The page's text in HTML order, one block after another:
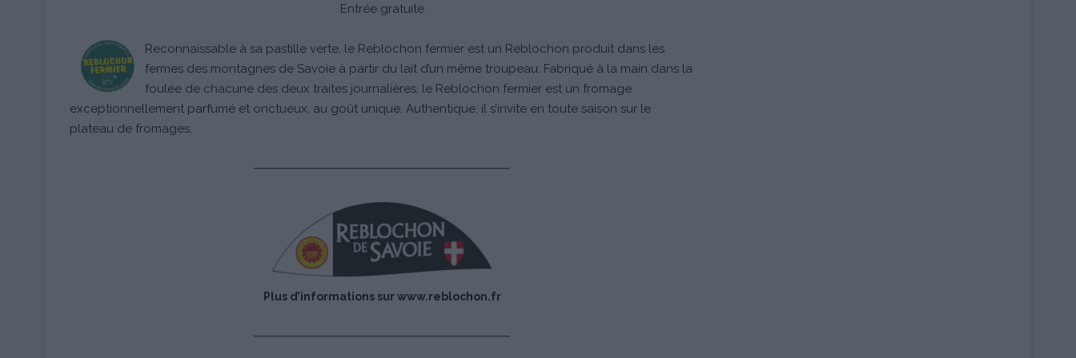
Entrée gratuite
Reconnaissable à sa pastille verte, le Reblochon fermier est un Reblochon produit dans les
fermes des montagnes de Savoie à partir du lait d’un même troupeau. Fabriqué à la main dans la
foulée de chacune des deux traites journalières, le Reblochon fermier est un fromage
exceptionnellement parfumé et onctueux, au goût unique. Authentique, il s’invite en toute saison sur le
plateau de fromages.
Plus d’informations surwww.reblochon.fr